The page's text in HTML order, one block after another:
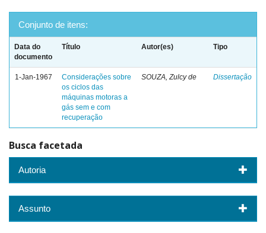
Conjunto de itens:
Data do
documento
Título Autor(es) Tipo
1-Jan-1967
Considerações sobre
os ciclos das
máquinas motoras a
gás sem e com
recuperação
SOUZA, Zulcy de Dissertação
Busca facetada
Autoria
Assunto